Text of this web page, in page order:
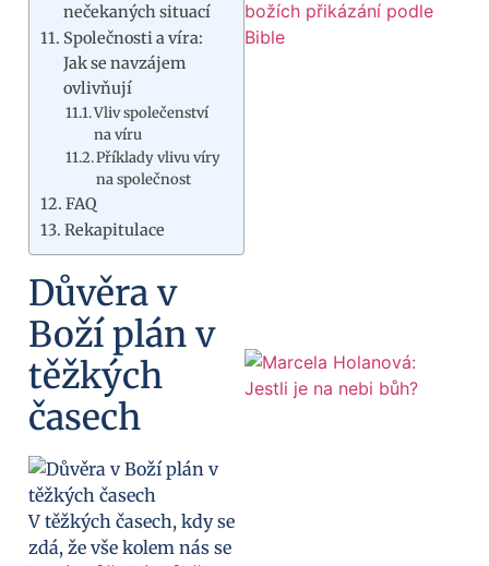
nečekaných situací
Společnosti a víra:
Jak se navzájem
ovlivňují
Vliv společenství
na víru
Příklady vlivu víry
na společnost
FAQ
Rekapitulace
Důvěra v
Boží plán v
těžkých
časech
V těžkých časech, kdy se
zdá, že vše kolem nás se